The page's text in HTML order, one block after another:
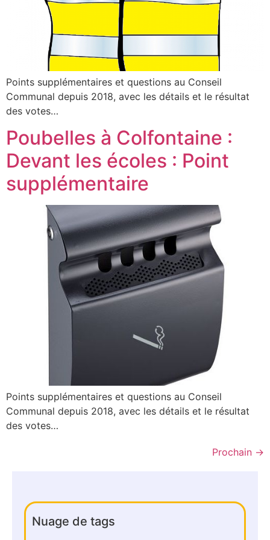
Points supplémentaires et questions au Conseil
Communal depuis 2018, avec les détails et le résultat
des votes…
Poubelles à Colfontaine :
Devant les écoles : Point
supplémentaire
Points supplémentaires et questions au Conseil
Communal depuis 2018, avec les détails et le résultat
des votes…
Prochain →
Nuage de tags